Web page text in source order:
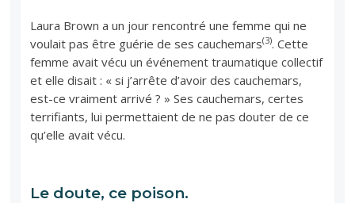
Laura Brown a un jour rencontré une femme qui ne
voulait pas être guérie de ses cauchemars(3). Cette
femme avait vécu un événement traumatique collectif
et elle disait : « si j’arrête d’avoir des cauchemars,
est-ce vraiment arrivé ? » Ses cauchemars, certes
terrifiants, lui permettaient de ne pas douter de ce
qu’elle avait vécu.
Le doute, ce poison.